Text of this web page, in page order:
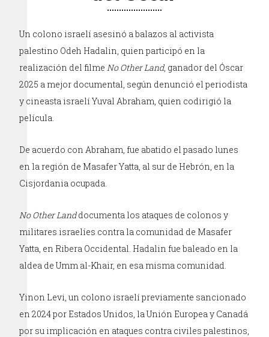
Un colono israelí asesinó a balazos al activista
palestino Odeh Hadalin, quien participó en la
realización del filmeNo Other Land, ganador del Óscar
2025 a mejor documental, según denunció el periodista
y cineasta israelí Yuval Abraham, quien codirigió la
película.
De acuerdo con Abraham, fue abatido el pasado lunes
en la región de Masafer Yatta, al sur de Hebrón, en la
Cisjordania ocupada.
No Other Landdocumenta los ataques de colonos y
militares israelíes contra la comunidad de Masafer
Yatta, en Ribera Occidental. Hadalin fue baleado en la
aldea de Umm al-Khair, en esa misma comunidad.
Yinon Levi, un colono israelí previamente sancionado
en 2024 por Estados Unidos, la Unión Europea y Canadá
por su implicación en ataques contra civiles palestinos,